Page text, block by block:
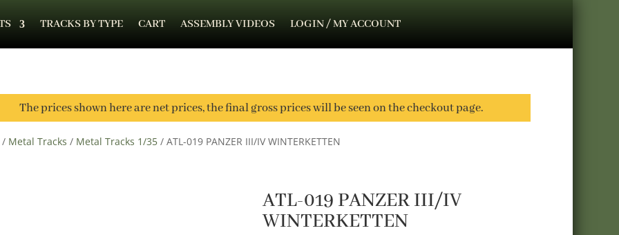
TRACKS BY TYPE CART ASSEMBLY VIDEOS LOGIN / MY ACCOUNT
The prices shown here are net prices, the final gross prices will be seen on the checkout page.
/ Metal Tracks / Metal Tracks 1/35 / ATL-019 PANZER III/IV WINTERKETTEN
ATL-019 PANZER III/IV
WINTERKETTEN